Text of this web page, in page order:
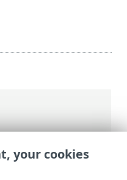
ESET HOME>
Įrenginiai>
your cookies